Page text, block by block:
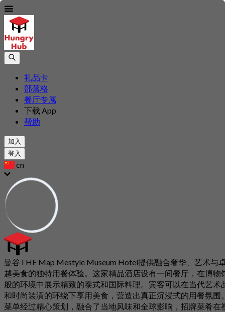
礼品卡
部落格
餐厅专属
下载 App
帮助
加入
登入
cn
曼谷THE Map Mestyle Museum Hotel提供融合奢华、艺术与
越美食的独特用餐体验。这家精品酒店设有一间餐厅，在博物
般的环境中展示精致的泰式和国际料理。宾客可以在当代艺术
和时尚装潢的环绕下享用美食，营造出真正沉浸式的用餐氛围
菜单经过精心策划，融合了当地风味和全球影响，招牌菜肴在